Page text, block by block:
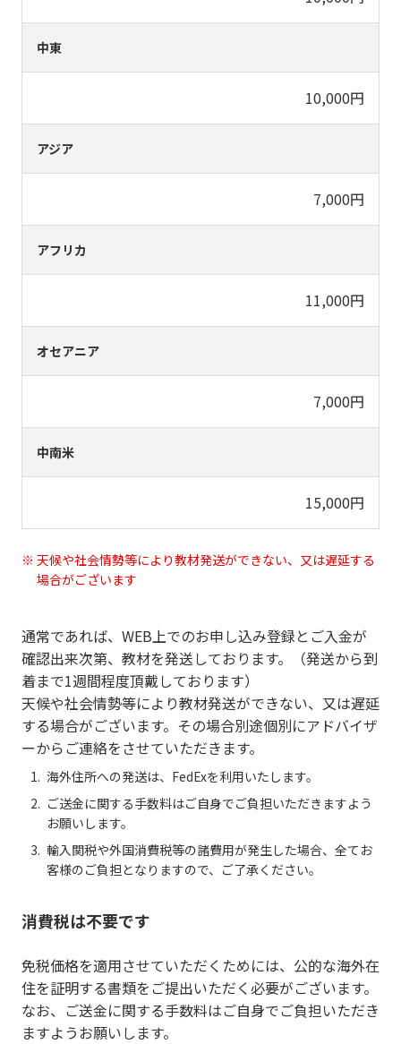
中東
10,000円
アジア
7,000円
アフリカ
11,000円
オセアニア
7,000円
中南米
15,000円
天候や社会情勢等により教材発送ができない、又は遅延する
場合がございます
通常であれば、WEB上でのお申し込み登録とご入金が
確認出来次第、教材を発送しております。（発送から到
着まで1週間程度頂戴しております）
天候や社会情勢等により教材発送ができない、又は遅延
する場合がございます。その場合別途個別にアドバイザ
ーからご連絡をさせていただきます。
海外住所への発送は、FedExを利用いたします。
ご送金に関する手数料はご自身でご負担いただきますよう
お願いします。
輸入関税や外国消費税等の諸費用が発生した場合、全てお
客様のご負担となりますので、ご了承ください。
消費税は不要です
免税価格を適用させていただくためには、公的な海外在
住を証明する書類をご提出いただく必要がございます。
なお、ご送金に関する手数料はご自身でご負担いただき
ますようお願いします。